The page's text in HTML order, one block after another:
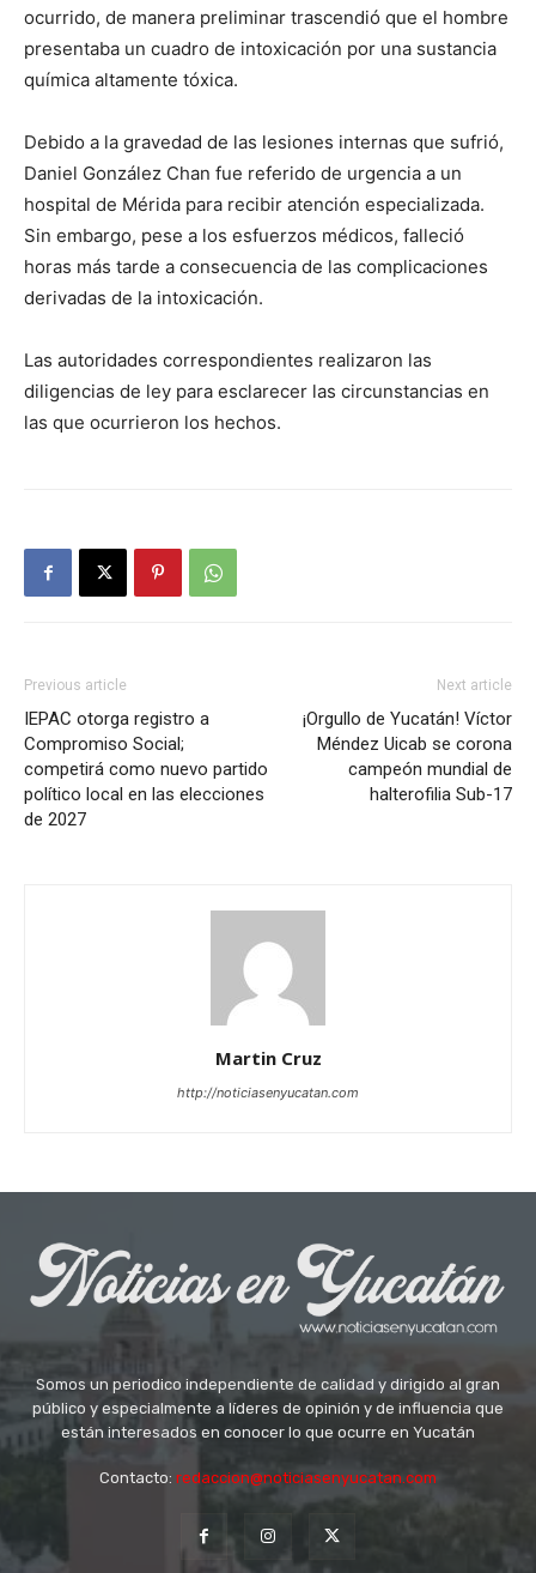
ocurrido, de manera preliminar trascendió que el hombre
presentaba un cuadro de intoxicación por una sustancia
química altamente tóxica.
Debido a la gravedad de las lesiones internas que sufrió,
Daniel González Chan fue referido de urgencia a un
hospital de Mérida para recibir atención especializada.
Sin embargo, pese a los esfuerzos médicos, falleció
horas más tarde a consecuencia de las complicaciones
derivadas de la intoxicación.
Las autoridades correspondientes realizaron las
diligencias de ley para esclarecer las circunstancias en
las que ocurrieron los hechos.
Previous article
IEPAC otorga registro a
Compromiso Social;
competirá como nuevo partido
político local en las elecciones
de 2027
Next article
¡Orgullo de Yucatán! Víctor
Méndez Uicab se corona
campeón mundial de
halterofilia Sub-17
Martin Cruz
http://noticiasenyucatan.com
Somos un periodico independiente de calidad y dirigido al gran
público y especialmente a líderes de opinión y de influencia que
están interesados en conocer lo que ocurre en Yucatán
Contacto: redaccion@noticiasenyucatan.com